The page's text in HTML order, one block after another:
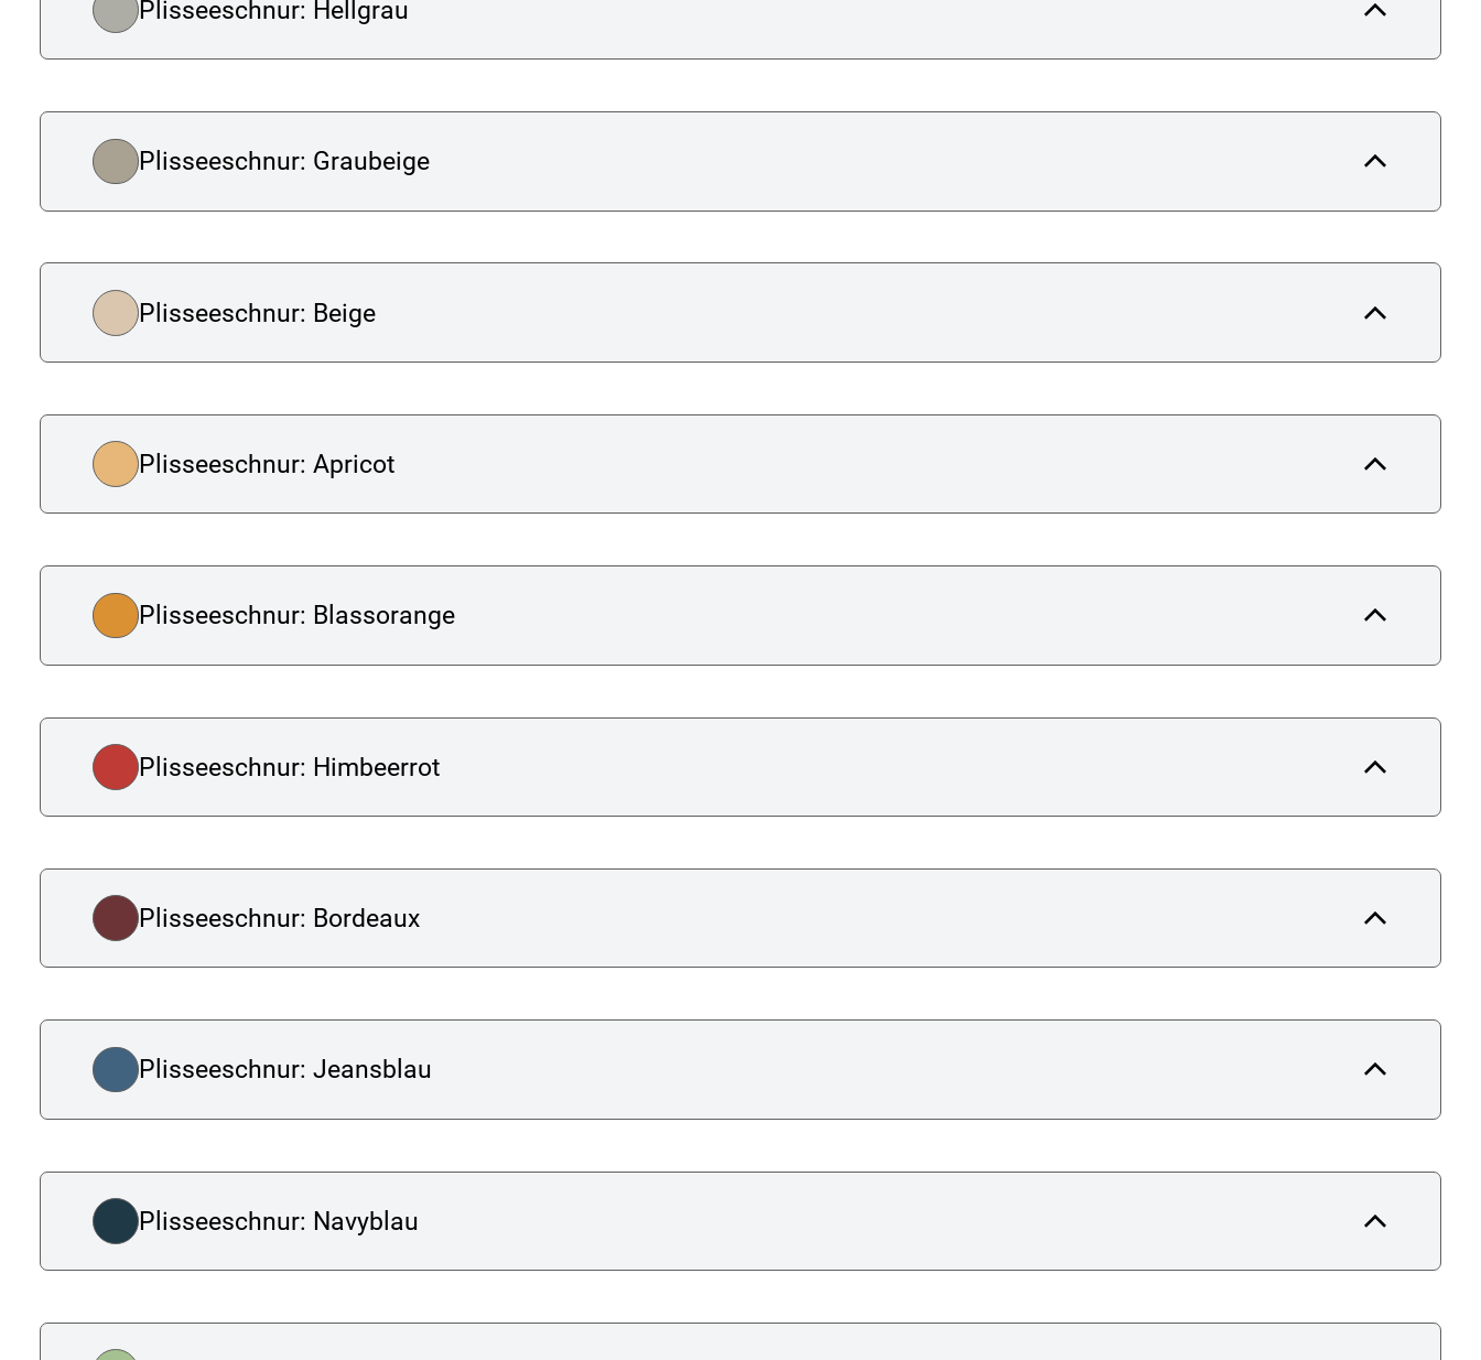
Plisseeschnur: Hellgrau
Plisseeschnur: Graubeige
Plisseeschnur: Beige
Plisseeschnur: Apricot
Plisseeschnur: Blassorange
Plisseeschnur: Himbeerrot
Plisseeschnur: Bordeaux
Plisseeschnur: Jeansblau
Plisseeschnur: Navyblau